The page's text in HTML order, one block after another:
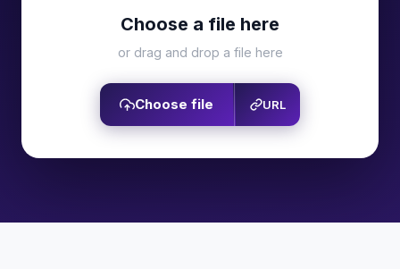
Choose a file here
or drag and drop a file here
Choose file URL